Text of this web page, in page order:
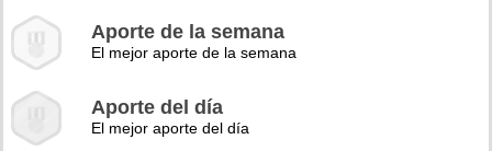
Aporte de la semana
El mejor aporte de la semana
Aporte del día
El mejor aporte del día